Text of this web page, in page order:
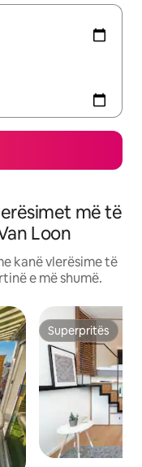
më të
Loon
kanë vlerësime të
e më shumë.
Superpritës
Superpritës